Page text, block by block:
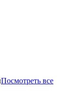
Посмотреть все